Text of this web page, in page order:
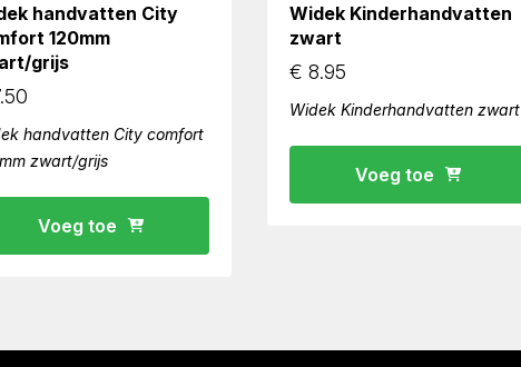
handvatten City
120mm
grijs
handvatten City comfort
zwart/grijs
Voeg toe
Widek Kinderhandvatten
zwart
€ 8.95
Widek Kinderhandvatten zwart
Voeg toe